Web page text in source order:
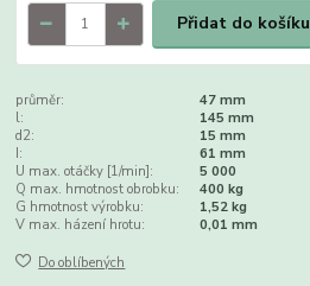
Přidat do košíku
průměr:
47 mm
l:
145 mm
d2:
15 mm
I:
61 mm
U max. otáčky [1/min]:
5 000
Q max. hmotnost obrobku:
400 kg
G hmotnost výrobku:
1,52 kg
V max. házení hrotu:
0,01 mm
Do oblíbených